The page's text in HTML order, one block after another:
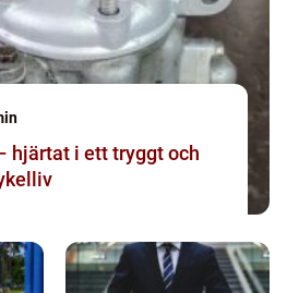
hjärtat i ett tryggt och